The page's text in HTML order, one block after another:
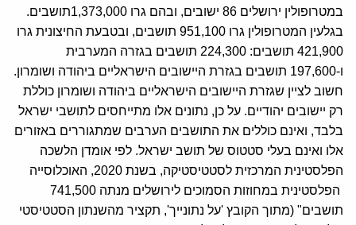
במטרופולין ירושלים 86 ישובים, ובהם גרו 1,373,000תושבים.
בגלעין המטרופולין גרו 951,100 תושבים, ובטבעת החיצונית גרו
421,900 תושבים: 224,300 תושבים בגזרה המערבית
ו-197,600 תושבים בגזרת היישובים הישראליים ביהודה ושומרון.
חשוב לציין שגזרת היישובים הישראליים ביהודה ושומרון כוללת
רק יישובים יהודיים. על כן, נתונים אלו מתייחסים לתושבי ישראל
בלבד, ואינם כוללים את התושבים הערבים שמתגוררים באזורים
אלו ואינם בעלי סטטוס של תושב ישראל. לפי אומדן הלשכה
הפלסטינית המרכזית לסטטיסטיקה, בשנת 2020, האוכלוסייה
הפלסטינית במחוזות הסמוכים לירושלים מנתה 741,500
תושבים" (מתוך הקובץ 'על נתונייך', תקציר מהשנתון הסטטיסטי